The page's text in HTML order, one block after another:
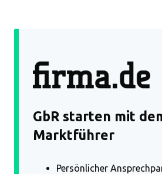
GbR starten mit
Marktführer
Persönlicher